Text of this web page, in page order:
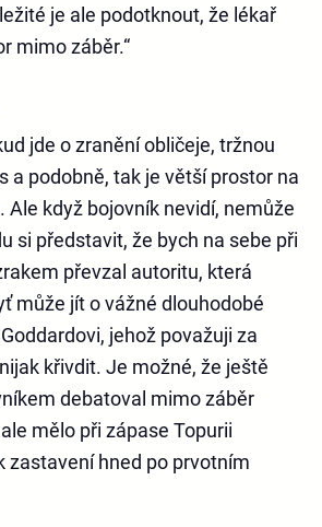
je ale podotknout, že lékař
mimo záběr.“
jde o zranění obličeje, tržnou
a podobně, tak je větší prostor na
Ale když bojovník nevidí, nemůže
si představit, že bych na sebe při
převzal autoritu, která
může jít o vážné dlouhodobé
jehož považuji za
křivdit. Je možné, že ještě
debatoval mimo záběr
mělo při zápase Topurii
zastavení hned po prvotním